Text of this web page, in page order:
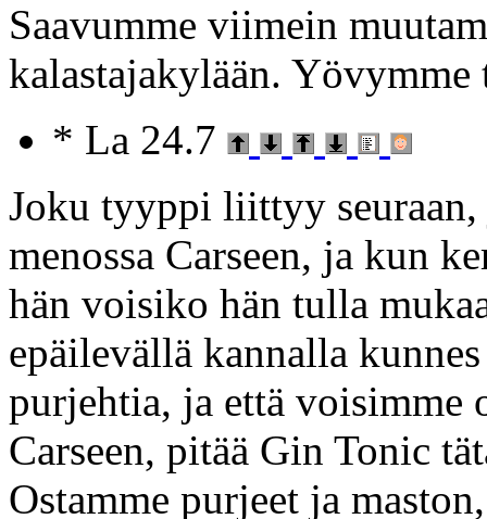
Saavumme viimein
kalastajakylään. Yövymme
* La 24.7
Joku tyyppi liittyy seuraan,
menossa Carseen, ja kun
hän voisiko hän tulla
epäilevällä kannalla
purjehtia, ja että voisimme
Carseen, pitää Gin Tonic
Ostamme purjeet ja